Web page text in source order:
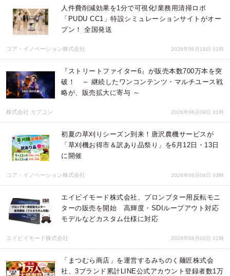
人件費削減効果を1分で可視化!業務用清掃ロボ
「PUDU CC1」特設シミュレーションサイトがオー
プン！ 全国発送
コア・イノベーション株式会社 2026年06月19日 01時
『ストリートファイター6』が販売本数700万本を突
破！ ～ 継続したワンコンテンツ・マルチユース戦
略が、販売拡大に寄与 ～
株式会社 カプコン 2026年06月09日 01時
初夏の草刈りシーズン到来！唐沢農機サービスが
「草刈機お得市＆訳あり品祭り」を6月12日・13日
に開催
コア・イノベーション株式会社 2026年06月04日 03時
エイビイモード株式会社、プロンプター用反転モニ
ターの販売を開始 高輝度・SDIループアウト対応
モデルなどカスタム仕様に対応
エイビイモード株式会社 2026年06月02日 01時
「まつむら商店」を運営するみちのく麺匠株式会
社、3ブランド累計LINE公式アカウント登録者数1万